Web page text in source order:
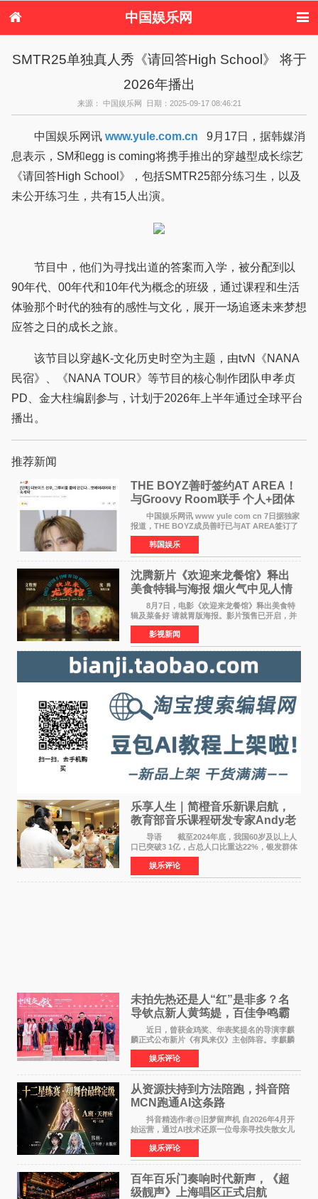
中国娱乐网
港台娱乐
日本娱乐 韩国娱乐
欧美娱乐
音乐新闻 影视新闻
港台明星八卦
日本韩国明星
欧美明星八卦
SMTR25单独真人秀《请回答High School》 将于
2026年播出
来源： 中国娱乐网 日期：2025-09-17 08:46:21
中国娱乐网讯 www.yule.com.cn 9月17日，据韩媒消
息表示，SM和egg is coming将携手推出的穿越型成长综艺
《请回答High School》，包括SMTR25部分练习生，以及
未公开练习生，共有15人出演。
节目中，他们为寻找出道的答案而入学，被分配到以
90年代、00年代和10年代为概念的班级，通过课程和生活
体验那个时代的独有的感性与文化，展开一场追逐未来梦想
应答之日的成长之旅。
该节目以穿越K-文化历史时空为主题，由tvN《NANA
民宿》、《NANA TOUR》等节目的核心制作团队申孝贞
PD、金大柱编剧参与，计划于2026年上半年通过全球平台
播出。
推荐新闻
THE BOYZ善旴签约AT AREA！
与Groovy Room联手 个人+团体
活动并行
中国娱乐网讯 www yule com cn 7日据独家
报道，THE BOYZ成员善旴已与AT AREA签订了
专属合约。AT AREA是由知名制作人组合
Groovy Room创立的hip-hop厂牌，旗下拥有多
位实力派音乐人，在韩
韩国娱乐
沈腾新片《欢迎来龙餐馆》释出
美食特辑与海报 烟火气中见人情
温暖
8月7日，电影《欢迎来龙餐馆》释出美食特
辑及菜备好 请就胃版海报。影片预售已开启，并
将于8月8日至10日14:00-21:00举行全国超前点
映。电影《欢迎来龙餐馆》作为战争美食喜剧大
片，讲述了中国
影视新闻
乐享人生｜简橙音乐新课启航，
教育部音乐课程研发专家Andy老
师重磅入驻领航银龄琴声
导语 截至2024年底，我国60岁及以上人
口已突破3 1亿，占总人口比重达22%，银发群体
的精神文化需求日益凸显。2024年1月，国务院办
公厅印发《关于发展银发经济增进老年人福祉的
意见》——这是
娱乐评论
未拍先热还是人“红”是非多？名
导钦点新人黄筠媞，百佳争鸣霸
气回应
近日，曾获金鸡奖、华表奖提名的导演李麒
麟正式公布新片《有凤来仪》主创阵容。李麒麟
早年凭电影《华容道》获得金鸡奖、华表奖提
名，此后长期参与国内外电影制作，其担任制片
人参与的作品亦曾
娱乐评论
从资源扶持到方法陪跑，抖音陪
MCN跑通AI这条路
抖音精选作者@旧梦留声机 自2026年4月开
始运营，通过AI技术还原一位母亲寻找失散女儿
的故事，凭借强情感表达获得大量用户关注，发
布仅21小时便获得超1亿曝光、超1000万互动。
此后，账号持续沿
娱乐评论
百年百乐门奏响时代新声，《超
级靓声》上海唱区正式启航